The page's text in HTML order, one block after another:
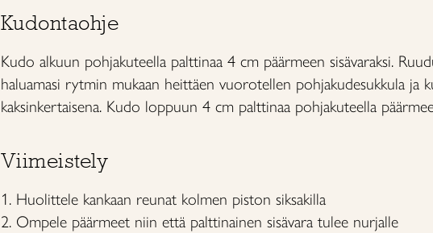
Kudontaohje
Kudo alkuun pohjakuteella palttinaa 4 cm päärmeen sisävaraksi.
haluamasi rytmin mukaan heittäen vuorotellen pohjakudesukkula ja
kaksinkertaisena. Kudo loppuun 4 cm palttinaa pohjakuteella
Viimeistely
1. Huolittele kankaan reunat kolmen piston siksakilla
2. Ompele päärmeet niin että palttinainen sisävara tulee nurjalle